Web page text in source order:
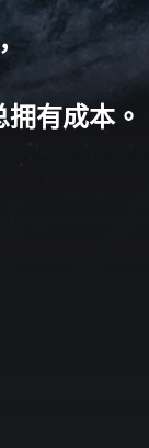
有成本。